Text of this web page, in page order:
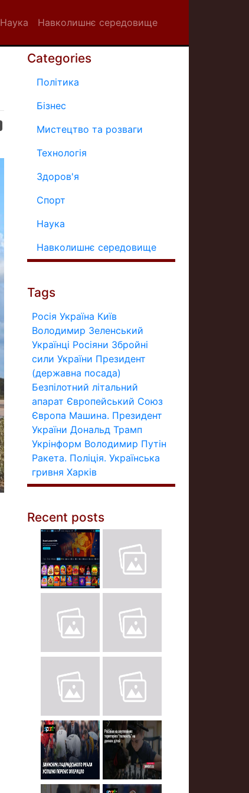
Наука Навколишнє середовище
Categories
Політика
Бізнес
Мистецтво та розваги
Технологія
Здоров'я
Спорт
Наука
Навколишнє середовище
Tags
Росія Україна Київ
Володимир Зеленський
Українці Росіяни Збройні
сили України Президент
(державна посада)
Безпілотний літальний
апарат Європейський Союз
Європа Машина. Президент
України Дональд Трамп
Укрінформ Володимир Путін
Ракета. Поліція. Українська
гривня Харків
Recent posts